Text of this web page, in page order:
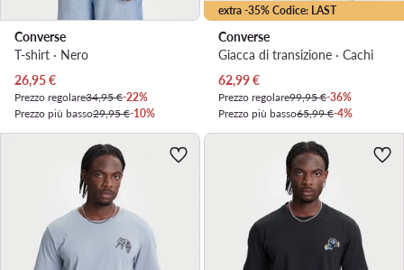
Converse
T-shirt · Nero
Prezzo attuale
26,95€
Prezzo regolare34,95 €-22%
Prezzo più basso29,95 €-10%
extra -35% Codice: LAST
Converse
Giacca di transizione · Cachi
Prezzo attuale
62,99€
Prezzo regolare99,95 €-36%
Prezzo più basso65,99 €-4%